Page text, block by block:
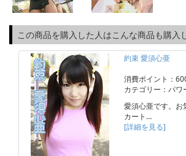
この商品を購入した人はこんな商品も購入
約束 愛須心亜
消費ポイント：
カテゴリー：パワ
愛須心亜です。お
カート…
[詳細を見る]